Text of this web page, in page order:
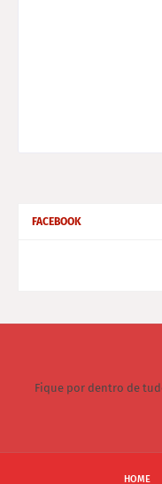
FACEBOOK
Fique por dentro de
HOME